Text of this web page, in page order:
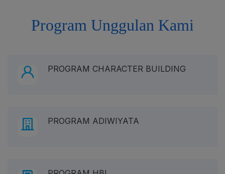
Program Unggulan Kami
PROGRAM CHARACTER BUILDING
PROGRAM ADIWIYATA